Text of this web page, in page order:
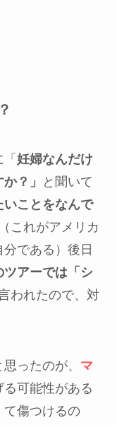
妊婦なんだけ
？」
と聞いて
いことをなんで
これがアメリカ
である）後日
ツアーでは「シ
われたので、対
ったのが、 マ
可能性がある
て傷つけるの